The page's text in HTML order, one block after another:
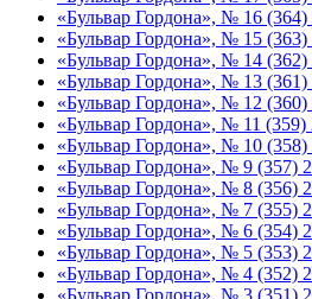
«Бульвар Гордона», № 16 (364)
«Бульвар Гордона», № 15 (363)
«Бульвар Гордона», № 14 (362)
«Бульвар Гордона», № 13 (361)
«Бульвар Гордона», № 12 (360)
«Бульвар Гордона», № 11 (359)
«Бульвар Гордона», № 10 (358)
«Бульвар Гордона», № 9 (357)
«Бульвар Гордона», № 8 (356)
«Бульвар Гордона», № 7 (355)
«Бульвар Гордона», № 6 (354)
«Бульвар Гордона», № 5 (353)
«Бульвар Гордона», № 4 (352)
«Бульвар Гордона», № 3 (351)